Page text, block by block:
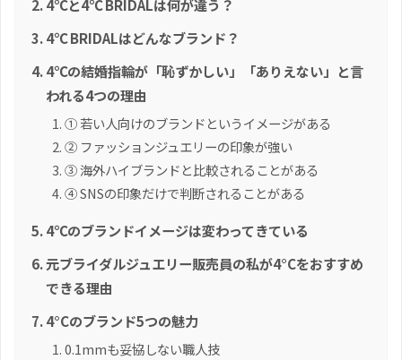
4℃と4℃ BRIDALは何が違う？
4℃ BRIDALはどんなブランド？
4℃の結婚指輪が「恥ずかしい」「ありえない」と言
われる4つの理由
① 若い人向けのブランドというイメージがある
② ファッションジュエリーの印象が強い
③ 海外ハイブランドと比較されることがある
④ SNSの印象だけで判断されることがある
4℃のブランドイメージは変わってきている
元ブライダルジュエリー販売員の私が4°Cをおすすめ
できる理由
4°Cのブランド5つの魅力
0.1mmも妥協しない職人技